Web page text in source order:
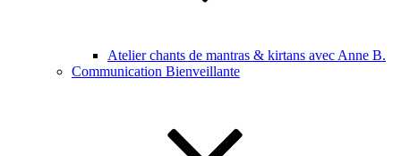
Atelier chants de mantras & kirtans avec Anne B.
Communication Bienveillante